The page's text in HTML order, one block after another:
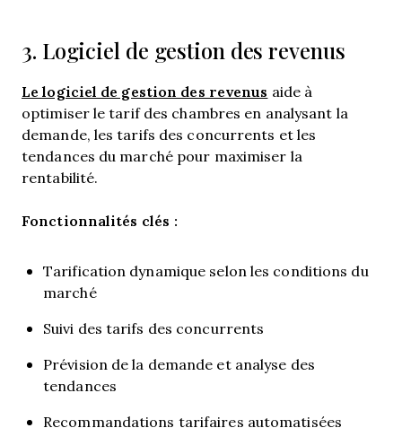
3. Logiciel de gestion des revenus
Le logiciel de gestion des revenus aide à
optimiser le tarif des chambres en analysant la
demande, les tarifs des concurrents et les
tendances du marché pour maximiser la
rentabilité.
Fonctionnalités clés :
Tarification dynamique selon les conditions du
marché
Suivi des tarifs des concurrents
Prévision de la demande et analyse des
tendances
Recommandations tarifaires automatisées